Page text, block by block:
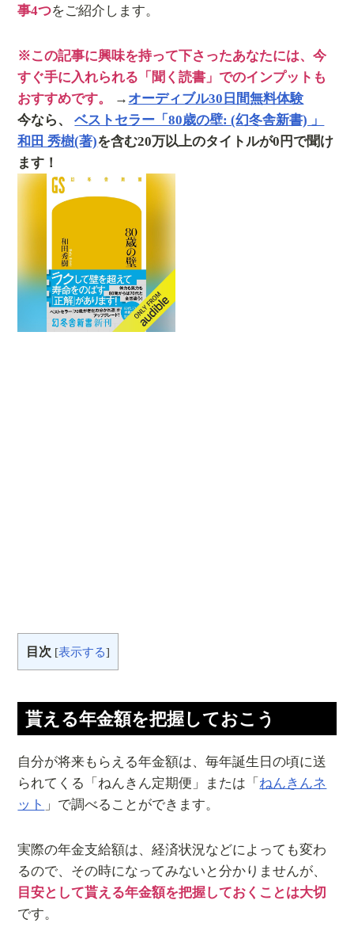
事4つをご紹介します。
※この記事に興味を持って下さったあなたには、今
すぐ手に入れられる「聞く読書」でのインプットも
おすすめです。
→ オーディブル30日間無料体験
今なら、ベストセラー「80歳の壁: (幻冬舎新書) 」
和田 秀樹(著)を含む20万以上のタイトルが0円で聞け
ます！
目次 [表示する]
貰える年金額を把握しておこう
自分が将来もらえる年金額は、毎年誕生日の頃に送
られてくる「ねんきん定期便」または「 ねんきんネ
ット 」で調べることができます。
実際の年金支給額は、経済状況などによっても変わ
るので、その時になってみないと分かりませんが、
目安として貰える年金額を把握しておくことは大切
です。